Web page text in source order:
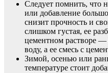
Следует помнить, что
или добавление
снизит прочность и
слишком густая, ее
цементном растворе —
воду, а ее смесь с
Зимой, осенью или
температуре стоит